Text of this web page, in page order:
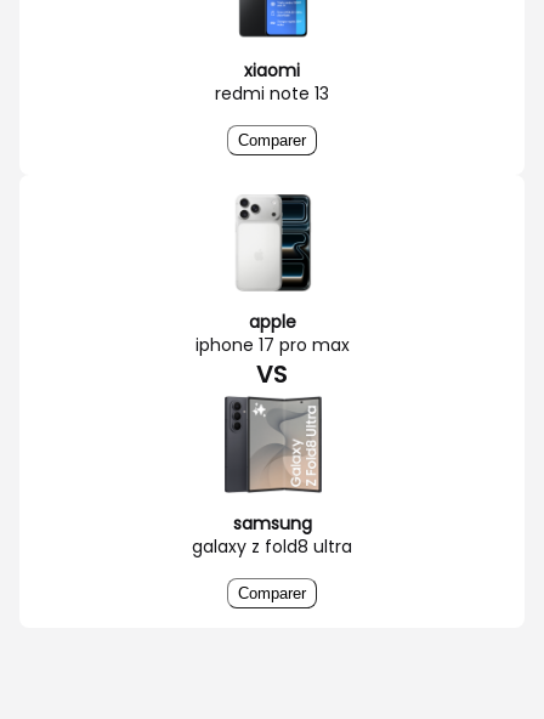
xiaomi
redmi note 13
Comparer
apple
iphone 17 pro max
VS
samsung
galaxy z fold8 ultra
Comparer